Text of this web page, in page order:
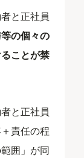
と正社員
の個々の
ことが禁
と正社員
責任の程
囲」が同